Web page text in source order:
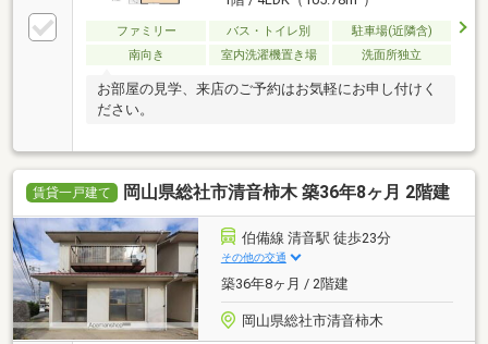
ファミリー バス・トイレ別
駐車場(近隣含)
南向き
室内洗濯機置き場 洗面所独立
お部屋の見学、来店のご予約はお気軽にお申し付けく
ださい。
賃貸一戸建て 岡山県総社市清音柿木 築36年8ヶ月 2階建
伯備線 清音駅 徒歩23分
その他の交通
築36年8ヶ月 / 2階建
岡山県総社市清音柿木